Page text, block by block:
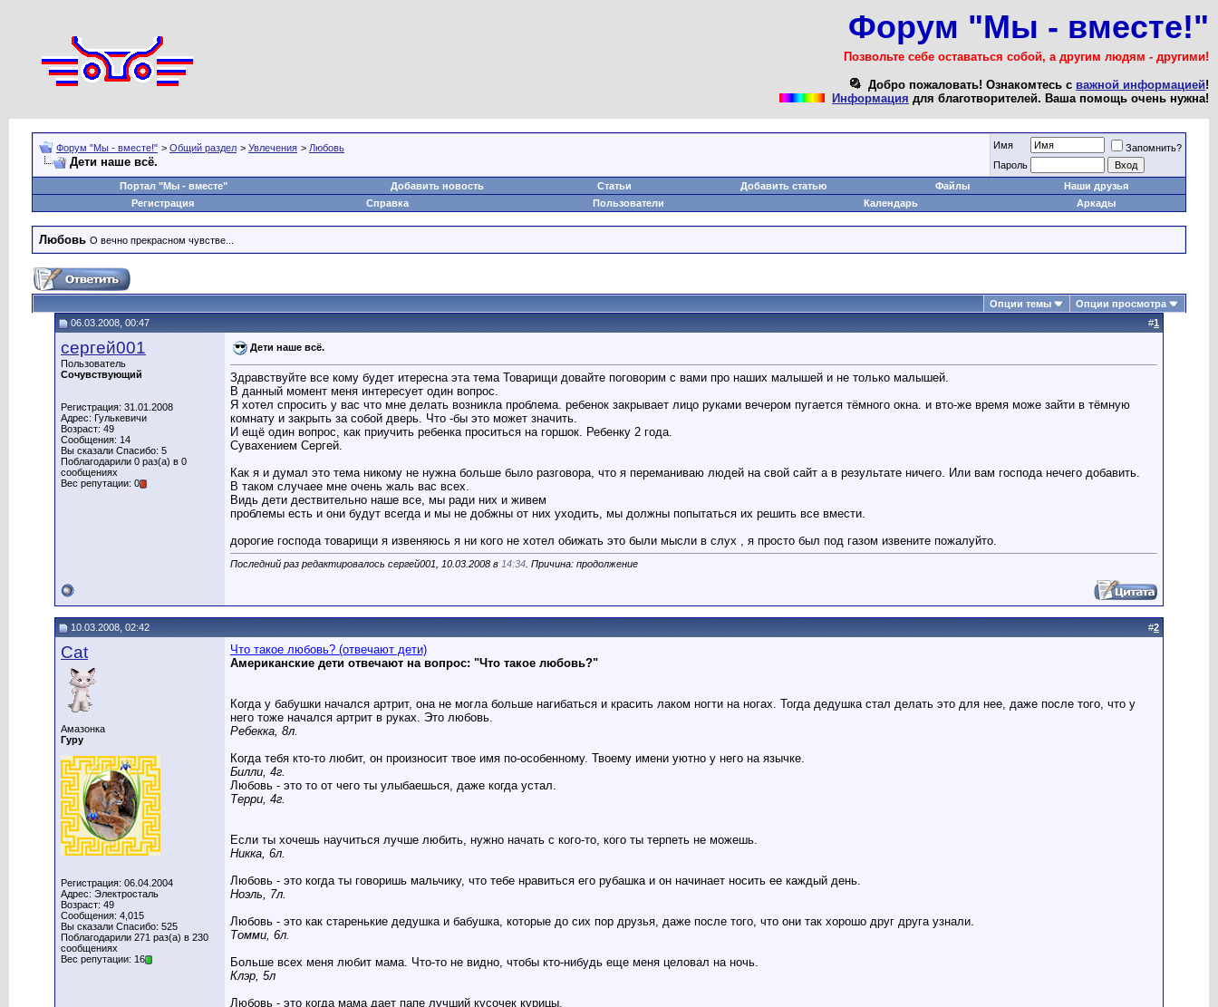
Форум "Мы - вместе!"
Позвольте себе оставаться собой, а другим людям - другими!
Добро пожаловать! Ознакомтесь с важной информацией!
Информация для благотворителей. Ваша помощь очень нужна!
Форум "Мы - вместе!" > Общий раздел > Увлечения > Любовь
Дети наше всё.
Имя
Запомнить?
Пароль
Портал "Мы - вместе"
Добавить новость Статьи Добавить статью Файлы
Наши друзья
Регистрация
Справка Пользователи Календарь Аркады
Любовь О вечно прекрасном чувстве...
Опции темы
Опции просмотра
06.03.2008, 00:47
#1
сергей001
Пользователь
Сочувствующий
Регистрация: 31.01.2008
Адрес: Гулькевичи
Возраст: 49
Сообщения: 14
Вы сказали Спасибо: 5
Поблагодарили 0 раз(а) в 0
сообщениях
Вес репутации: 0
Дети наше всё.
Здравствуйте все кому будет итересна эта тема Товарищи довайте поговорим с вами про наших малышей и не только малышей.
В данный момент меня интересует один вопрос.
Я хотел спросить у вас что мне делать возникла проблема. ребенок закрывает лицо руками вечером пугается тёмного окна. и вто-же время може зайти в тёмную
комнату и закрыть за собой дверь. Что -бы это может значить.
И ещё один вопрос, как приучить ребенка проситься на горшок. Ребенку 2 года.
Сувахением Сергей.
Как я и думал это тема никому не нужна больше было разговора, что я переманиваю людей на свой сайт а в результате ничего. Или вам господа нечего добавить.
В таком случаее мне очень жаль вас всех.
Видь дети дествительно наше все, мы ради них и живем
проблемы есть и они будут всегда и мы не добжны от них уходить, мы должны попытаться их решить все вмести.
дорогие господа товарищи я извеняюсь я ни кого не хотел обижать это были мысли в слух , я просто был под газом извените пожалуйто.
Последний раз редактировалось сергей001, 10.03.2008 в 14:34 . Причина: продолжение
10.03.2008, 02:42 #2
Cat
Амазонка
Гуру
Регистрация: 06.04.2004
Адрес: Электросталь
Возраст: 49
Сообщения: 4,015
Вы сказали Спасибо: 525
Поблагодарили 271 раз(а) в 230
сообщениях
Вес репутации: 16
Что такое любовь? (отвечают дети)
Американские дети отвечают на вопрос: "Что такое любовь?"
Когда у бабушки начался артрит, она не могла больше нагибаться и красить лаком ногти на ногах. Тогда дедушка стал делать это для нее, даже после того, что у
него тоже начался артрит в руках. Это любовь.
Ребекка, 8л.
Когда тебя кто-то любит, он произносит твое имя по-особенному. Твоему имени уютно у него на язычке.
Билли, 4г.
Любовь - это то от чего ты улыбаешься, даже когда устал.
Терри, 4г.
Если ты хочешь научиться лучше любить, нужно начать с кого-то, кого ты терпеть не можешь.
Никка, 6л.
Любовь - это когда ты говоришь мальчику, что тебе нравиться его рубашка и он начинает носить ее каждый день.
Ноэль, 7л.
Любовь - это как старенькие дедушка и бабушка, которые до сих пор друзья, даже после того, что они так хорошо друг друга узнали.
Томми, 6л.
Больше всех меня любит мама. Что-то не видно, чтобы кто-нибудь еще меня целовал на ночь.
Клэр, 5л
Любовь - это когда мама дает папе лучший кусочек курицы.